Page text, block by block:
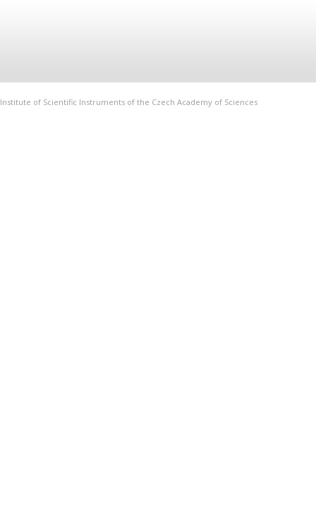
Institute of Scientific Instruments of the Czech Academy of Sciences